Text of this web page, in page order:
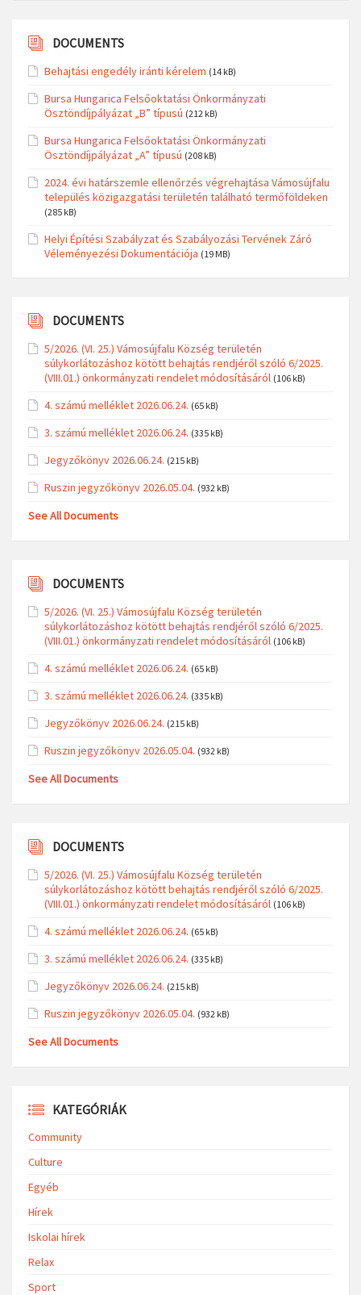
DOCUMENTS
Behajtási engedély iránti kérelem (14 kB)
Bursa Hungarica Felsőoktatási Önkormányzati
Ösztöndíjpályázat „B” típusú (212 kB)
Bursa Hungarica Felsőoktatási Önkormányzati
Ösztöndíjpályázat „A” típusú (208 kB)
2024. évi határszemle ellenőrzés végrehajtása Vámosújfalu
település közigazgatási területén található termőföldeken
(285 kB)
Helyi Építési Szabályzat és Szabályozási Tervének Záró
Véleményezési Dokumentációja (19 MB)
DOCUMENTS
5/2026. (VI. 25.) Vámosújfalu Község területén
súlykorlátozáshoz kötött behajtás rendjéről szóló 6/2025.
(VIII.01.) önkormányzati rendelet módosításáról (106 kB)
4. számú melléklet 2026.06.24. (65 kB)
3. számú melléklet 2026.06.24. (335 kB)
Jegyzőkönyv 2026.06.24. (215 kB)
Ruszin jegyzőkönyv 2026.05.04. (932 kB)
See All Documents
DOCUMENTS
5/2026. (VI. 25.) Vámosújfalu Község területén
súlykorlátozáshoz kötött behajtás rendjéről szóló 6/2025.
(VIII.01.) önkormányzati rendelet módosításáról (106 kB)
4. számú melléklet 2026.06.24. (65 kB)
3. számú melléklet 2026.06.24. (335 kB)
Jegyzőkönyv 2026.06.24. (215 kB)
Ruszin jegyzőkönyv 2026.05.04. (932 kB)
See All Documents
DOCUMENTS
5/2026. (VI. 25.) Vámosújfalu Község területén
súlykorlátozáshoz kötött behajtás rendjéről szóló 6/2025.
(VIII.01.) önkormányzati rendelet módosításáról (106 kB)
4. számú melléklet 2026.06.24. (65 kB)
3. számú melléklet 2026.06.24. (335 kB)
Jegyzőkönyv 2026.06.24. (215 kB)
Ruszin jegyzőkönyv 2026.05.04. (932 kB)
See All Documents
KATEGÓRIÁK
Community
Culture
Egyéb
Hírek
Iskolai hírek
Relax
Sport